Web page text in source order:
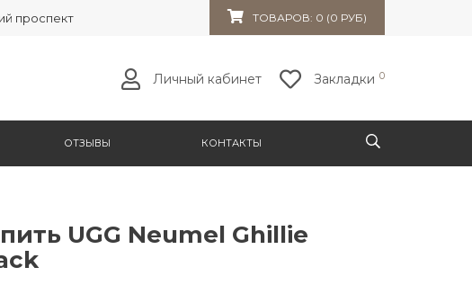
проспект 32к10 ТОВАРОВ: 0 (0 РУБ)
Личный кабинет Закладки 0
ОТЗЫВЫ КОНТАКТЫ
UGG Neumel Ghillie